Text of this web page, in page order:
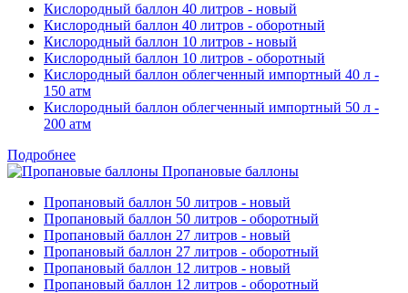
Кислородный баллон 40 литров - новый
Кислородный баллон 40 литров - оборотный
Кислородный баллон 10 литров - новый
Кислородный баллон 10 литров - оборотный
Кислородный баллон облегченный импортный 40 л -
150 атм
Кислородный баллон облегченный импортный 50 л -
200 атм
Подробнее
Пропановые баллоны
Пропановый баллон 50 литров - новый
Пропановый баллон 50 литров - оборотный
Пропановый баллон 27 литров - новый
Пропановый баллон 27 литров - оборотный
Пропановый баллон 12 литров - новый
Пропановый баллон 12 литров - оборотный